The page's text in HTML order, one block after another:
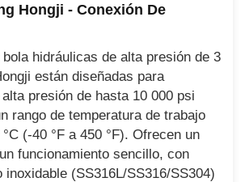
Hongji - Conexión De
hidráulicas de alta presión de 3
están diseñadas para
presión de hasta 10 000 psi
rango de temperatura de trabajo
(-40 °F a 450 °F). Ofrecen un
funcionamiento sencillo, con
inoxidable (SS316L/SS316/SS304)